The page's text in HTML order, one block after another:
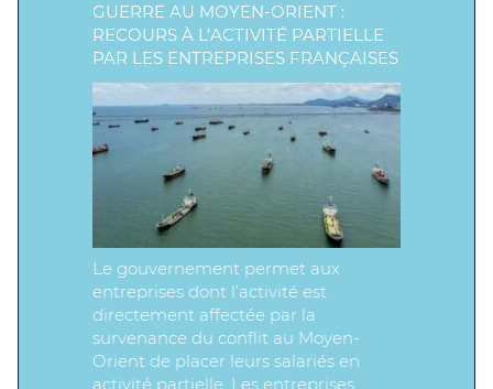
GUERRE AU MOYEN-ORIENT :
RECOURS À L’ACTIVITÉ PARTIELLE
PAR LES ENTREPRISES FRANÇAISES
Le gouvernement permet aux
entreprises dont l’activité est
directement affectée par la
survenance du conflit au Moyen-
Orient de placer leurs salariés en
activité partielle. Les entreprises